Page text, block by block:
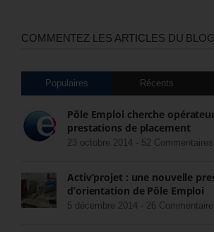
COMMENTEZ LES ARTICLES DU BLOG
Populaires Récents
Pôle Emploi cherche
prestations de placement
23 octobre 2014 - 52 Commentaires
Activ’projet : une nouvelle
d’orientation de Pôle Emploi
5 décembre 2014 - 26